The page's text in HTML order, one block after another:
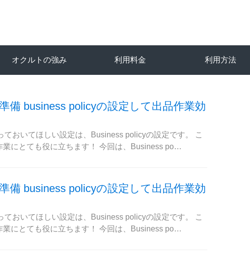
オクルトの強み 利用料金 利用方法
備 business policyの設定して出品作業効
おいてほしい設定は、Business policyの設定です。 こ
にとても役に立ちます！ 今回は、Business po…
備 business policyの設定して出品作業効
おいてほしい設定は、Business policyの設定です。 こ
にとても役に立ちます！ 今回は、Business po…